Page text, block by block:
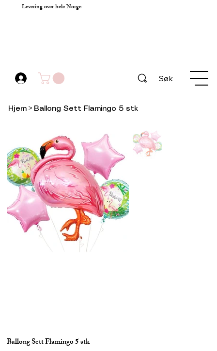
Levering over hele Norge
Søk
Hjem > Ballong Sett Flamingo 5 stk
Ballong Sett Flamingo 5 stk